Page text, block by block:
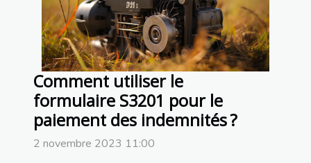
Comment utiliser le
formulaire S3201 pour le
paiement des indemnités ?
2 novembre 2023 11:00